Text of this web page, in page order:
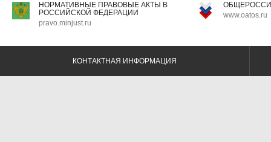
НОРМАТИВНЫЕ ПРАВОВЫЕ АКТЫ В
РОССИЙСКОЙ ФЕДЕРАЦИИ
pravo.minjust.ru
www.oatos.ru
КОНТАКТНАЯ ИНФОРМАЦИЯ